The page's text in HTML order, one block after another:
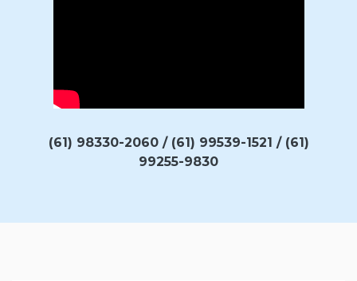
(61) 98330-2060 / (61) 99539-1521 / (61)
99255-9830